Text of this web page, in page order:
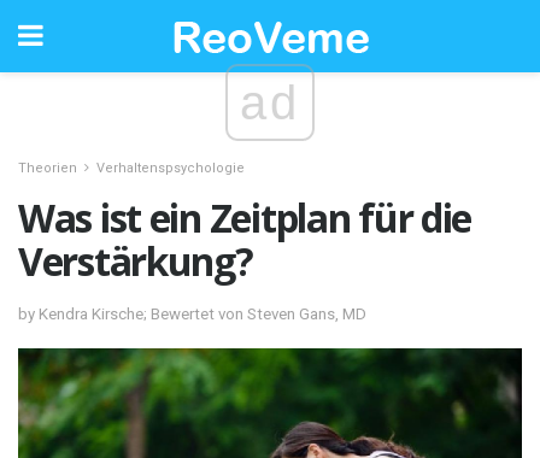
ad
Theorien Verhaltenspsychologie
Was ist ein Zeitplan für die
Verstärkung?
by Kendra Kirsche; Bewertet von Steven Gans, MD